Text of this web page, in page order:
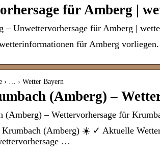
für Amberg |
– Unwettervorhersage für Amberg |
für Amberg
› … › Wetter Bayern
(Amberg) –
(Amberg) – Wettervorhersage für
(Amberg) ☀️ ✓ Aktuelle
…